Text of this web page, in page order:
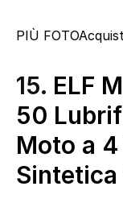
PIÙ FOTO
15. ELF
50
Moto a 4
Sintetica